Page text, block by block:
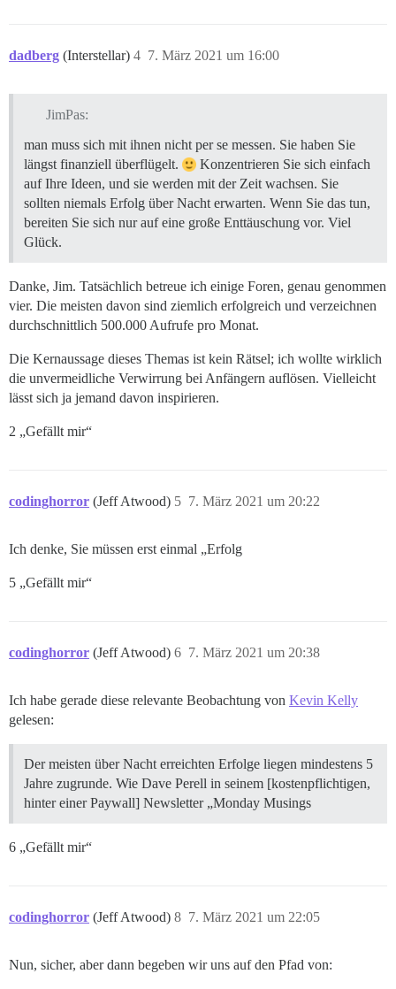
dadberg (Interstellar) 7. März 2021 um 16:00
4
JimPas:
man muss sich mit ihnen nicht per se messen. Sie haben Sie
längst finanziell überflügelt.
Konzentrieren Sie sich einfach
auf Ihre Ideen, und sie werden mit der Zeit wachsen. Sie
sollten niemals Erfolg über Nacht erwarten. Wenn Sie das tun,
bereiten Sie sich nur auf eine große Enttäuschung vor. Viel
Glück.
Danke, Jim. Tatsächlich betreue ich einige Foren, genau genommen
vier. Die meisten davon sind ziemlich erfolgreich und verzeichnen
durchschnittlich 500.000 Aufrufe pro Monat.
Die Kernaussage dieses Themas ist kein Rätsel; ich wollte wirklich
die unvermeidliche Verwirrung bei Anfängern auflösen. Vielleicht
lässt sich ja jemand davon inspirieren.
2 „Gefällt mir“
codinghorror (Jeff Atwood) 7. März 2021 um 20:22
5
Ich denke, Sie müssen erst einmal „Erfolg
5 „Gefällt mir“
codinghorror (Jeff Atwood) 7. März 2021 um 20:38
6
Ich habe gerade diese relevante Beobachtung von Kevin Kelly
gelesen:
Der meisten über Nacht erreichten Erfolge liegen mindestens 5
Jahre zugrunde. Wie Dave Perell in seinem [kostenpflichtigen,
hinter einer Paywall] Newsletter „Monday Musings
6 „Gefällt mir“
codinghorror (Jeff Atwood) 7. März 2021 um 22:05
8
Nun, sicher, aber dann begeben wir uns auf den Pfad von: